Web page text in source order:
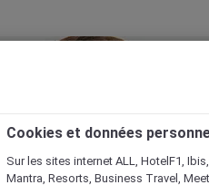
Cookies et données
Sur les sites internet ALL, HotelF1,
Mantra, Resorts, Business Travel,